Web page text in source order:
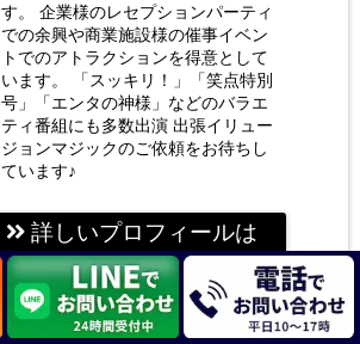
す。 企業様のレセプションパーティ
での余興や商業施設様の催事イベン
トでのアトラクションを得意として
います。 「スッキリ！」「笑点特別
号」「エンタの神様」などのバラエ
ティ番組にも多数出演 出張イリュー
ジョンマジックのご依頼をお待ちし
ています♪
詳しいプロフィールは
こちら